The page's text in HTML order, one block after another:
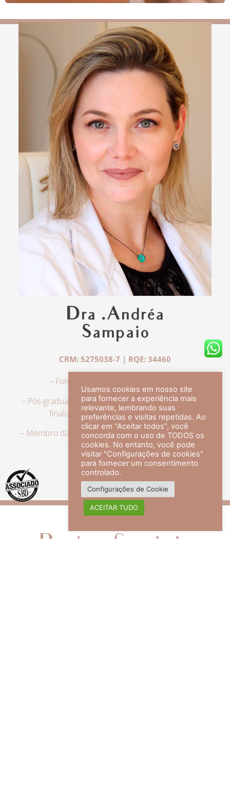
Dra .Andréa
Sampaio
CRM: 5275038-7 | RQE: 34460
– Formação em Medicina pela UFRJ.
– Pós-graduação em Dermatologia pela UFRJ, tendo
finalizado a especialização em 2007.
– Membro da Sociedade Brasileira de Dermatologia,
com título de especialista.
veja mais +
Redes Sociais
Usamos cookies em nosso site
para fornecer a experiência mais
relevante, lembrando suas
preferências e visitas repetidas. Ao
clicar em “Aceitar todos”, você
concorda com o uso de TODOS os
cookies. No entanto, você pode
visitar "Configurações de cookies"
para fornecer um consentimento
controlado.
Configurações de Cookie
ACEITAR TUDO